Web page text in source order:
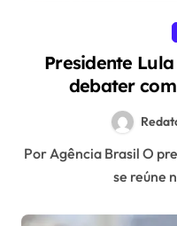
Presidente
debater
Por Agência Brasil O presidente Luiz Inácio Lula da Silva
se reúne